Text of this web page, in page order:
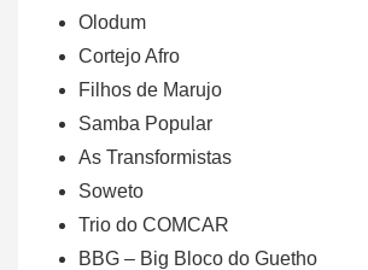
Olodum
Cortejo Afro
Filhos de Marujo
Samba Popular
As Transformistas
Soweto
Trio do COMCAR
BBG – Big Bloco do Guetho